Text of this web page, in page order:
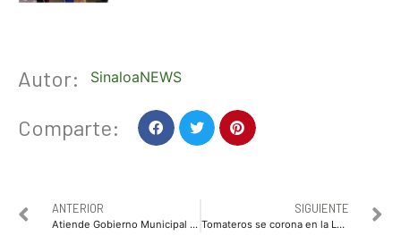
Autor: SinaloaNEWS
Comparte:
ANTERIOR
Atiende Gobierno Municipal a familias que viven en precaria situación y emergencia en sector Las Flores 3
SIGUIENTE
Tomateros se corona en la LMP con jonrón en extra innings